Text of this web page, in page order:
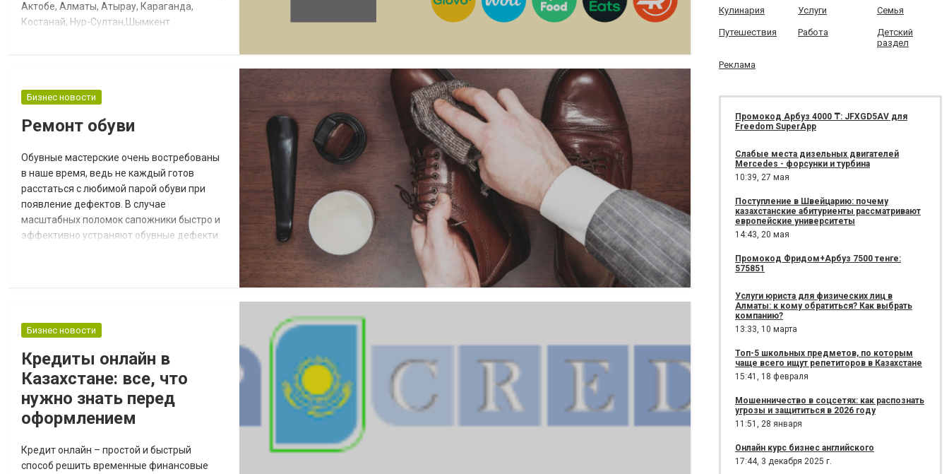
Актобе, Алматы, Атырау, Караганда,
Костанай, Нур-Султан,Шымкент.
необходимо зарегистрироваться на
наполнить меню вручную: создать к...
Бизнес новости
Ремонт обуви
Обувные мастерские очень востребованы
в наше время, ведь не каждый готов
расстаться с любимой парой обуви при
появление дефектов. В случае
масштабных поломок сапожники быстро и
эффективно устраняют обувные дефекти.
трещин стоит клей наирит купить, он
Бизнес новости
Кредиты онлайн в
Казахстане: все, что
нужно знать перед
оформлением
Кредит онлайн – простой и быстрый
способ решить временные финансовые
Кулинария Услуги Семья
Путешествия Работа
Детский
раздел
Реклама
Промокод Арбуз 4000 ₸: JFXGD5AV для
Freedom SuperApp
Слабые места дизельных двигателей
Mercedes - форсунки и турбина
10:39, 27 мая
Поступление в Швейцарию: почему
казахстанские абитуриенты рассматривают
европейские университеты
14:43, 20 мая
Промокод Фридом+Арбуз 7500 тенге:
575851
Услуги юриста для физических лиц в
Алматы: к кому обратиться? Как выбрать
компанию?
13:33, 10 марта
Топ-5 школьных предметов, по которым
чаще всего ищут репетиторов в Казахстане
15:41, 18 февраля
Мошенничество в соцсетях: как распознать
угрозы и защититься в 2026 году
11:51, 28 января
Онлайн курс бизнес английского
17:44, 3 декабря 2025 г.